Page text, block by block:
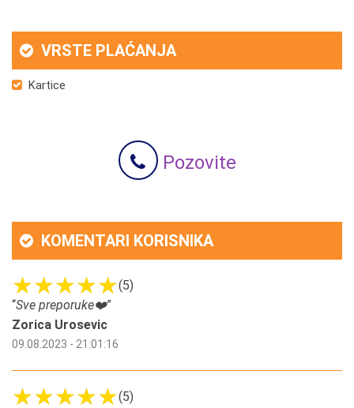
VRSTE PLAĆANJA
Kartice
Pozovite
KOMENTARI KORISNIKA
(5)
“Sve preporuke❤️”
Zorica Urosevic
09.08.2023 - 21:01:16
(5)